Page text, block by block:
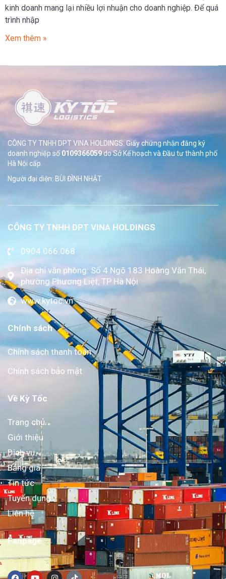
kinh doanh mang lại nhiều lợi nhuận cho doanh nghiệp. Để quá
trình nhập
Xem thêm »
CÔNG TY TNHH DPT VINA HOLDINGS. Giấy chứng nhận đăng ký
doanh nghiệp số 0109366059do SởKế hoạch và Đầu tư thành phố
Hà Nội cấp.
Người đại diện: BÙI ĐÌNH NHẬT
CÔNG TY TNHH DPT VINA HOLDINGS
0904.066.068
Địa chỉ văn phòng: Số 4 Ngõ 183 Hoàng Văn Thái,
phường Phương Liệt, TP Hà Nội
www.kytoc.vn
Chính sách
Chính sách thanh toán
Chính sách bảo mật
Về Kỳ Tốc
Trang chủ
Giới thiệu
Dịch vụ
Bảng giá
Tin tức
Tuyển dụng
Liên hệ
Fanpage